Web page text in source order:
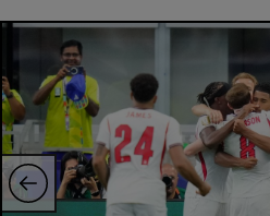
SuperLiga
Cupa României
Echipa Națională